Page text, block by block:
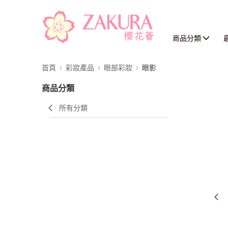
商品分類
首頁 彩妝產品 眼部彩妝 眼影
商品分類
所有分類